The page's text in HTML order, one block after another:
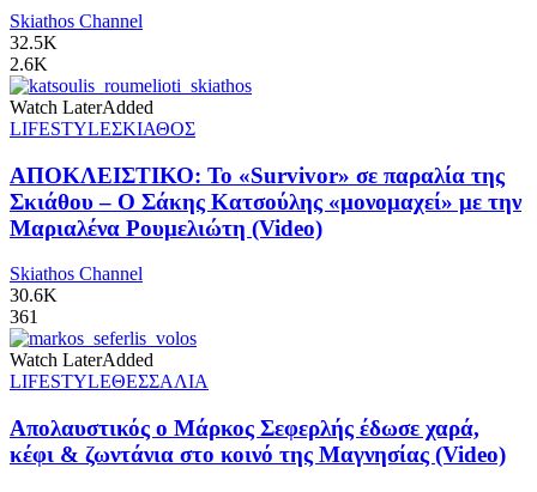
Skiathos Channel
32.5K
2.6K
Watch LaterAdded
LIFESTYLEΣΚΙΑΘΟΣ
ΑΠΟΚΛΕΙΣΤΙΚΟ: Το «Survivor» σε παραλία της
Σκιάθου – Ο Σάκης Κατσούλης «μονομαχεί» με την
Μαριαλένα Ρουμελιώτη (Video)
Skiathos Channel
30.6K
361
Watch LaterAdded
LIFESTYLEΘΕΣΣΑΛΙΑ
Απολαυστικός ο Μάρκος Σεφερλής έδωσε χαρά,
κέφι & ζωντάνια στο κοινό της Μαγνησίας (Video)